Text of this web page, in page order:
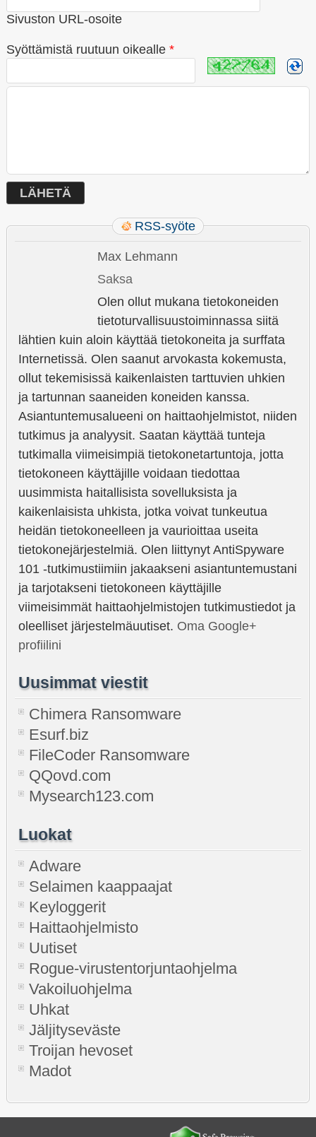
Sivuston URL-osoite
Syöttämistä ruutuun oikealle *
RSS-syöte
Max Lehmann
Saksa
Olen ollut mukana tietokoneiden
tietoturvallisuustoiminnassa siitä
lähtien kuin aloin käyttää tietokoneita ja surffata
Internetissä. Olen saanut arvokasta kokemusta,
ollut tekemisissä kaikenlaisten tarttuvien uhkien
ja tartunnan saaneiden koneiden kanssa.
Asiantuntemusalueeni on haittaohjelmistot, niiden
tutkimus ja analyysit. Saatan käyttää tunteja
tutkimalla viimeisimpiä tietokonetartuntoja, jotta
tietokoneen käyttäjille voidaan tiedottaa
uusimmista haitallisista sovelluksista ja
kaikenlaisista uhkista, jotka voivat tunkeutua
heidän tietokoneelleen ja vaurioittaa useita
tietokonejärjestelmiä. Olen liittynyt AntiSpyware
101 -tutkimustiimiin jakaakseni asiantuntemustani
ja tarjotakseni tietokoneen käyttäjille
viimeisimmät haittaohjelmistojen tutkimustiedot ja
oleelliset järjestelmäuutiset. Oma Google+
profiilini
Uusimmat viestit
Chimera Ransomware
Esurf.biz
FileCoder Ransomware
QQovd.com
Mysearch123.com
Luokat
Adware
Selaimen kaappaajat
Keyloggerit
Haittaohjelmisto
Uutiset
Rogue-virustentorjuntaohjelma
Vakoiluohjelma
Uhkat
Jäljityseväste
Troijan hevoset
Madot